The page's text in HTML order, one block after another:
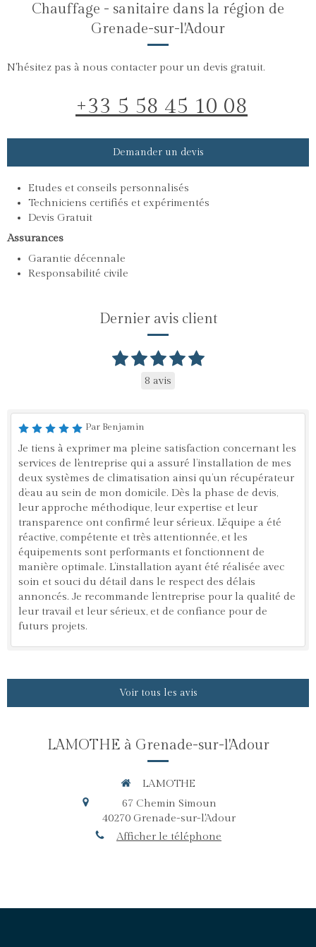
Chauffage - sanitaire dans la région de
Grenade-sur-l'Adour
N'hésitez pas à nous contacter pour un devis gratuit.
+33 5 58 45 10 08
Demander un devis
Etudes et conseils personnalisés
Techniciens certifiés et expérimentés
Devis Gratuit
Assurances
Garantie décennale
Responsabilité civile
Dernier avis client
8 avis
Par Benjamin
Je tiens à exprimer ma pleine satisfaction concernant les
services de l'entreprise qui a assuré l’installation de mes
deux systèmes de climatisation ainsi qu’un récupérateur
d’eau au sein de mon domicile. Dès la phase de devis,
leur approche méthodique, leur expertise et leur
transparence ont confirmé leur sérieux. L’équipe a été
réactive, compétente et très attentionnée, et les
équipements sont performants et fonctionnent de
manière optimale. L’installation ayant été réalisée avec
soin et souci du détail dans le respect des délais
annoncés. Je recommande l’entreprise pour la qualité de
leur travail et leur sérieux, et de confiance pour de
futurs projets.
Voir tous les avis
LAMOTHE à Grenade-sur-l'Adour
LAMOTHE
67 Chemin Simoun
40270 Grenade-sur-l'Adour
Afficher le téléphone